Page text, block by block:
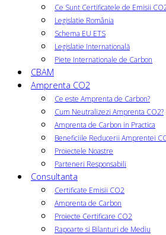
Ce Sunt Certificatele de Emisii
Legislatie România
Schema EU ETS
Legislatie Internatională
Piete Internationale de Carbon
CBAM
Amprenta CO2
Ce este Amprenta de Carbon?
Cum Neutralizezi Amprenta CO2?
Amprenta de Carbon in Practica
Beneficiile Reducerii Amprentei
Proiectele Noastre
Parteneri Responsabili
Consultanta
Certificate Emisii CO2
Amprenta de Carbon
Proiecte Certificare CO2
Rapoarte si Bilanturi de Mediu